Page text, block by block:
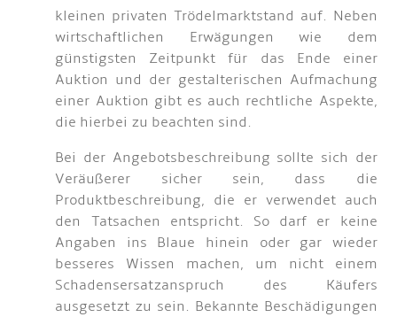
kleinen privaten Trödelmarktstand auf. Neben
wirtschaftlichen Erwägungen wie dem
günstigsten Zeitpunkt für das Ende einer
Auktion und der gestalterischen Aufmachung
einer Auktion gibt es auch rechtliche Aspekte,
die hierbei zu beachten sind.
Bei der Angebotsbeschreibung sollte sich der
Veräußerer sicher sein, dass die
Produktbeschreibung, die er verwendet auch
den Tatsachen entspricht. So darf er keine
Angaben ins Blaue hinein oder gar wieder
besseres Wissen machen, um nicht einem
Schadensersatzanspruch des Käufers
ausgesetzt zu sein. Bekannte Beschädigungen